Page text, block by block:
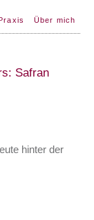
Über mich
Safran
hinter der